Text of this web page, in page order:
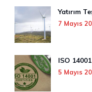
Yatırım
7 Mayıs
ISO
5 Mayıs